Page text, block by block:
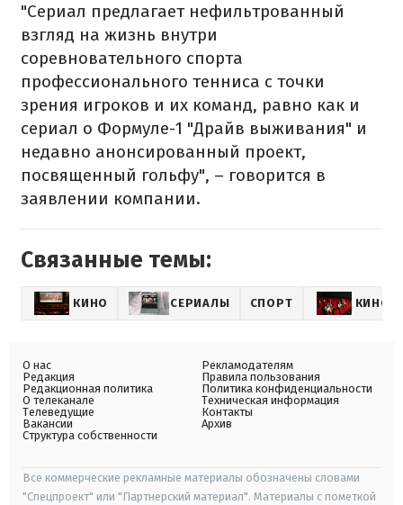
"Сериал предлагает нефильтрованный
взгляд на жизнь внутри
соревновательного спорта
профессионального тенниса с точки
зрения игроков и их команд, равно как и
сериал о Формуле-1 "Драйв выживания" и
недавно анонсированный проект,
посвященный гольфу", – говорится в
заявлении компании.
Связанные темы:
КИНО СЕРИАЛЫ СПОРТ КИНО
О нас
Редакция
Редакционная политика
О телеканале
Телеведущие
Вакансии
Структура собственности
Рекламодателям
Правила пользования
Политика конфиденциальности
Техническая информация
Контакты
Архив
Все коммерческие рекламные материалы обозначены словами
"Спецпроект" или "Партнерский материал". Материалы с пометкой